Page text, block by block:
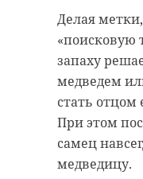
Делая
«поисковую
запаху
медведем
стать
При этом
самец
медведицу.
счета,
меры
// Мы есть в
Фото: Пресс-
по
Отметим, до
дизайн-
Победившие